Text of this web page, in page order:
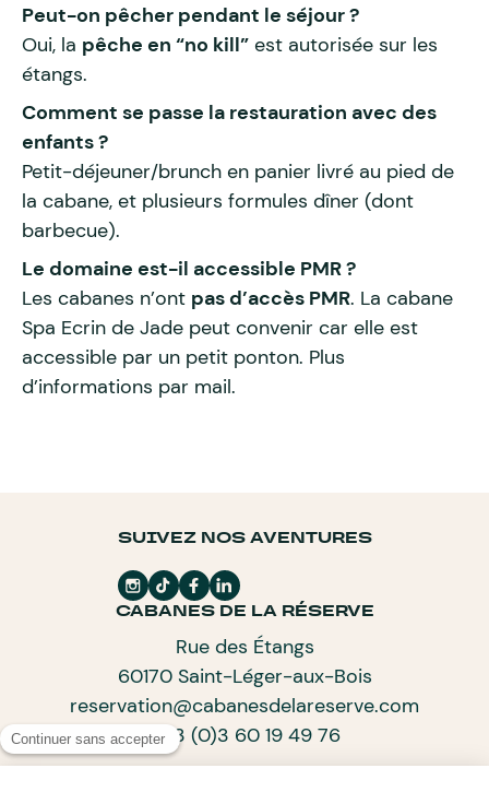
Peut-on pêcher pendant le séjour ?
Oui, la pêche en “no kill” est autorisée sur les
étangs.
Comment se passe la restauration avec des
enfants ?
Petit-déjeuner/brunch en panier livré au pied de
la cabane, et plusieurs formules dîner (dont
barbecue).
Le domaine est-il accessible PMR ?
Les cabanes n’ont pas d’accès PMR. La cabane
Spa Ecrin de Jade peut convenir car elle est
accessible par un petit ponton. Plus
d’informations par mail.
SUIVEZ NOS AVENTURES
CABANES DE LA RÉSERVE
Rue des Étangs
60170 Saint-Léger-aux-Bois
reservation@cabanesdelareserve.com
+33 (0)3 60 19 49 76